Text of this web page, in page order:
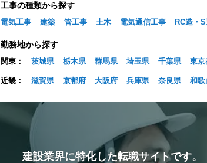
工事の種類から探す
電気工事 建築 管工事 土木 電気通信工事 RC造・
勤務地から探す
関東： 茨城県 栃木県 群馬県 埼玉県 千葉県 東京
近畿： 滋賀県 京都府 大阪府 兵庫県 奈良県 和歌
建設業界に特化した転職サイトです。